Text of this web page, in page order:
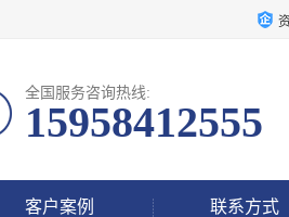
全国服务咨询热线:
15958412555
客户案例 联系方式